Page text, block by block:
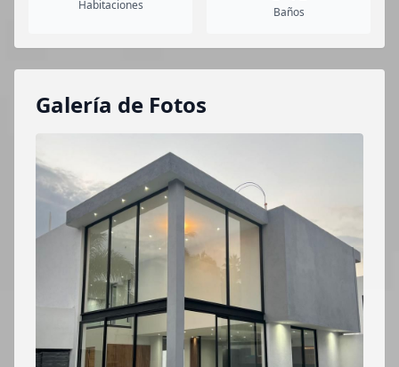
Habitaciones Baños
Galería de Fotos